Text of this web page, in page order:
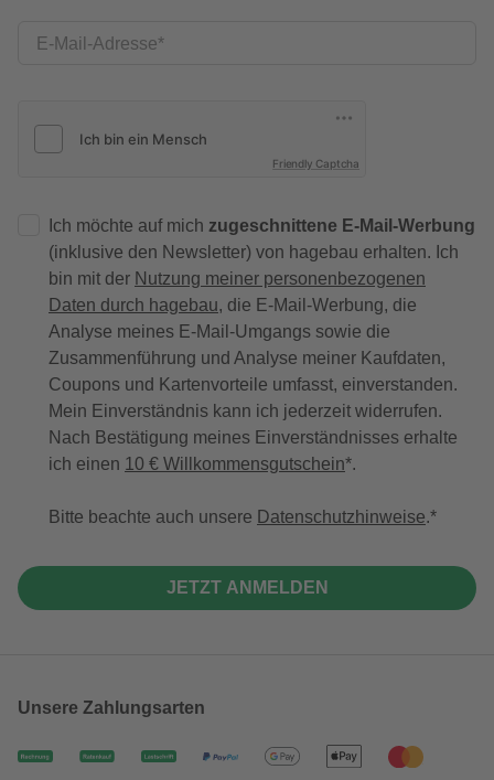
E-Mail-Adresse
Friendly Captcha
Ich möchte auf mich zugeschnittene E-Mail-Werbung
(inklusive den Newsletter) von hagebau erhalten. Ich
bin mit der Nutzung meiner personenbezogenen
Daten durch hagebau, die E-Mail-Werbung, die
Analyse meines E-Mail-Umgangs sowie die
Zusammenführung und Analyse meiner Kaufdaten,
Coupons und Kartenvorteile umfasst, einverstanden.
Mein Einverständnis kann ich jederzeit widerrufen.
Nach Bestätigung meines Einverständnisses erhalte
ich einen 10 € Willkommensgutschein*.
Bitte beachte auch unsere Datenschutzhinweise.
JETZT ANMELDEN
Unsere Zahlungsarten